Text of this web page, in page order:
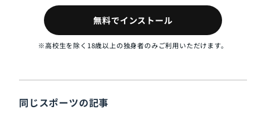
無料でインストール
※高校生を除く18歳以上の独身者のみご利用いただけます。
同じスポーツの記事